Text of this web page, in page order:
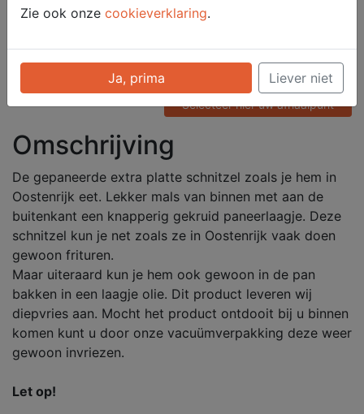
Categorie
Voor onze prijzen moet u
ingelogd zijn.
Selecteer hier uw afhaalpunt
Omschrijving
De gepaneerde extra platte schnitzel zoals je hem in
Oostenrijk eet. Lekker mals van binnen met aan de
buitenkant een knapperig gekruid paneerlaagje. Deze
schnitzel kun je net zoals ze in Oostenrijk vaak doen
gewoon frituren.
Maar uiteraard kun je hem ook gewoon in de pan
bakken in een laagje olie. Dit product leveren wij
diepvries aan. Mocht het product ontdooit bij u binnen
komen kunt u door onze vacuümverpakking deze weer
gewoon invriezen.
Let op!
Zie ook onze cookieverklaring.
Ja, prima Liever niet